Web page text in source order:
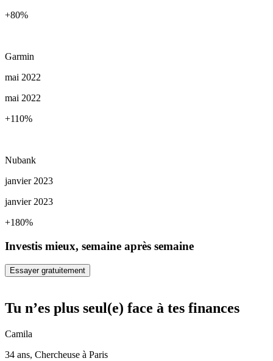
+80%
Garmin
mai 2022
mai 2022
+110%
Nubank
janvier 2023
janvier 2023
+180%
Investis mieux, semaine après semaine
Essayer gratuitement
Tu n’es plus seul(e) face à tes finances
Camila
34 ans, Chercheuse à Paris